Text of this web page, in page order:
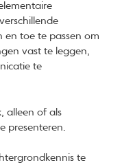
en toe te passen om
vast te leggen,
te
alleen of als
presenteren.
te